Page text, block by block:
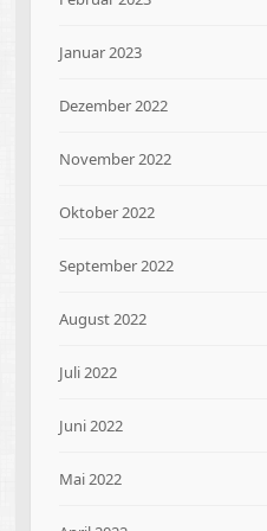
Januar 2023
Dezember 2022
November 2022
Oktober 2022
September 2022
August 2022
Juli 2022
Juni 2022
Mai 2022